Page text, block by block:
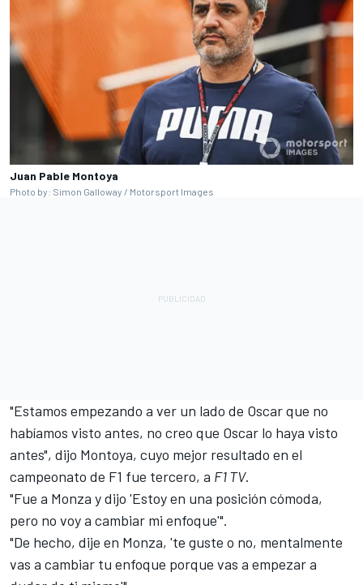
Juan Pable Montoya
Photo by: Simon Galloway / Motorsport Images
"Estamos empezando a ver un lado de Oscar que no
habíamos visto antes, no creo que Oscar lo haya visto
antes", dijo Montoya, cuyo mejor resultado en el
campeonato de F1 fue tercero, a F1 TV.
"Fue a Monza y dijo 'Estoy en una posición cómoda,
pero no voy a cambiar mi enfoque'".
"De hecho, dije en Monza, 'te guste o no, mentalmente
vas a cambiar tu enfoque porque vas a empezar a